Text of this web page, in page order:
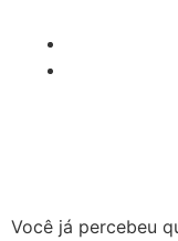
Você já percebeu